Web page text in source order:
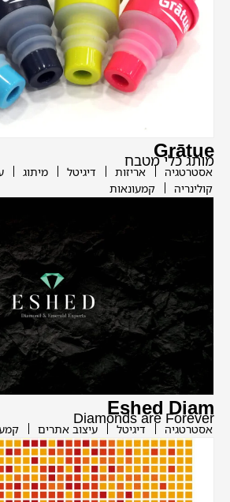
Grātue
מותג כלי מטבח
אסטרטגיה אריזות דיגיטל מיתוג
קולינריה
קמעונאות
Eshed Diam
Diamonds are Forever
אסטרטגיה דיגיטל עיצוב אתרים